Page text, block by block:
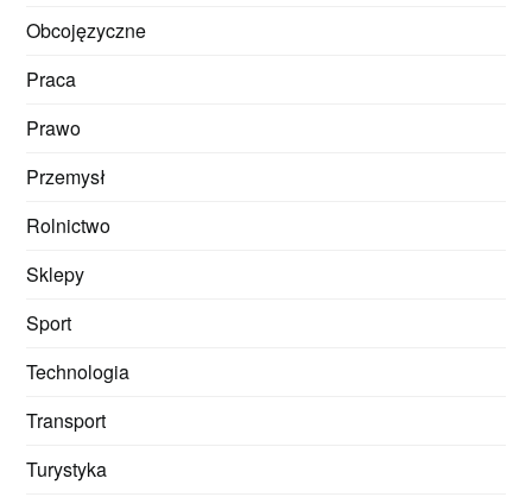
Obcojęzyczne
Praca
Prawo
Przemysł
Rolnictwo
Sklepy
Sport
Technologia
Transport
Turystyka